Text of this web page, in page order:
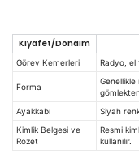
Kıyafet/Donaım
Görev Kemerleri Radyo, el
Forma
Ayakkabı
Siyah
Kimlik Belgesi ve
Rozet
Resmi
kullanılır.